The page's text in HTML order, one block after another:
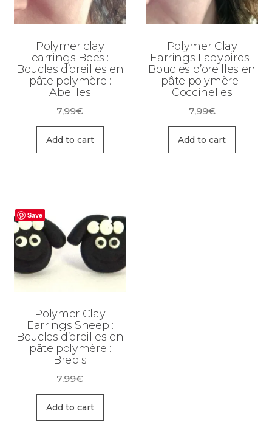
Polymer clay
earrings Bees :
Boucles d’oreilles en
pâte polymère :
Abeilles
7,99€
Add to cart
Polymer Clay
Earrings Ladybirds :
Boucles d’oreilles en
pâte polymère :
Coccinelles
7,99€
Add to cart
Save
Polymer Clay
Earrings Sheep :
Boucles d’oreilles en
pâte polymère :
Brebis
7,99€
Add to cart